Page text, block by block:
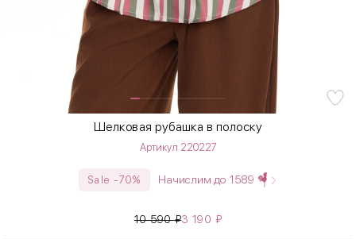
Шелковая рубашка в полоску
Артикул 220227
Sale -70% Начислим до 1589
10 590₽3 190 ₽